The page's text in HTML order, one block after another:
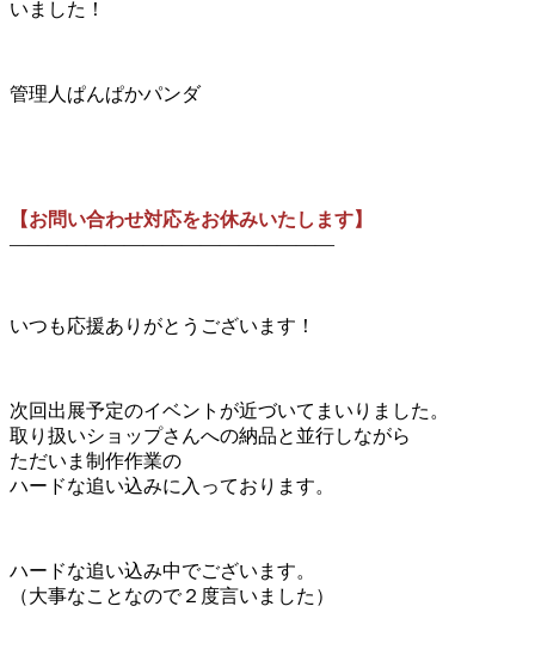
いました！
管理人ぱんぱかパンダ
【お問い合わせ対応をお休みいたします】
—————————————————
いつも応援ありがとうございます！
次回出展予定のイベントが近づいてまいりました。
取り扱いショップさんへの納品と並行しながら
ただいま制作作業の
ハードな追い込みに入っております。
ハードな追い込み中でございます。
（大事なことなので２度言いました）